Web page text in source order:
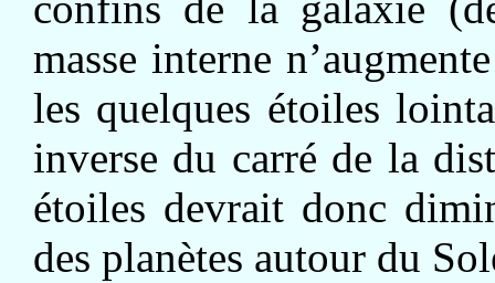
masse interne
les quelques étoiles
inverse du carré de la
étoiles devrait donc
des planètes autour du